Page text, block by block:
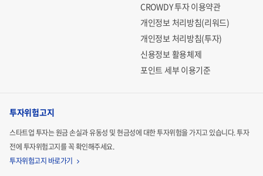
CROWDY 투자 이용약관
개인정보 처리방침(리워드)
개인정보 처리방침(투자)
신용정보 활용체제
포인트 세부 이용기준
투자위험고지
스타트업 투자는 원금 손실과 유동성 및 현금성에 대한 투자위험을 가지고 있습니다.투자
전에 투자위험고지를 꼭 확인해주세요.
투자위험고지 바로가기